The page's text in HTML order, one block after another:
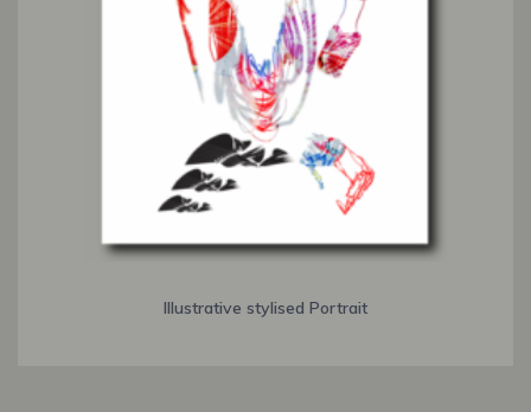
Illustrative stylised Portrait